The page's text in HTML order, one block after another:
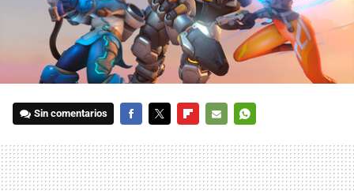
Sin comentarios
MAIL